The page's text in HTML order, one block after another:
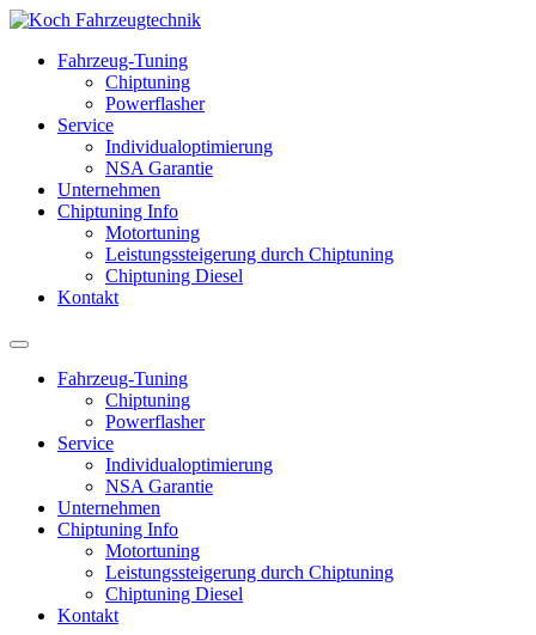
Fahrzeug-Tuning
Chiptuning
Powerflasher
Service
Individualoptimierung
NSA Garantie
Unternehmen
Chiptuning Info
Motortuning
Leistungssteigerung durch Chiptuning
Chiptuning Diesel
Kontakt
Fahrzeug-Tuning
Chiptuning
Powerflasher
Service
Individualoptimierung
NSA Garantie
Unternehmen
Chiptuning Info
Motortuning
Leistungssteigerung durch Chiptuning
Chiptuning Diesel
Kontakt